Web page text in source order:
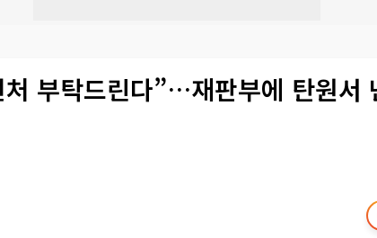
부탁드린다”…재판부에 탄원서